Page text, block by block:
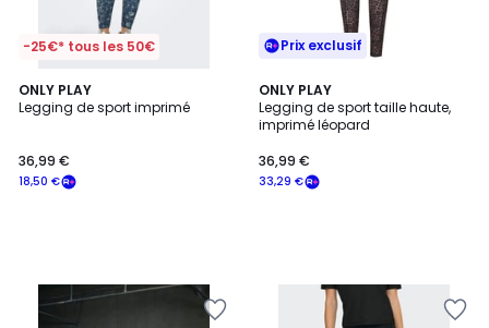
-25€* tous les 50€
ONLY PLAY
Legging de sport imprimé
18,50 €
36,99 €
Prix exclusif
ONLY PLAY
Legging de sport taille haute,
imprimé léopard
33,29 €
36,99 €